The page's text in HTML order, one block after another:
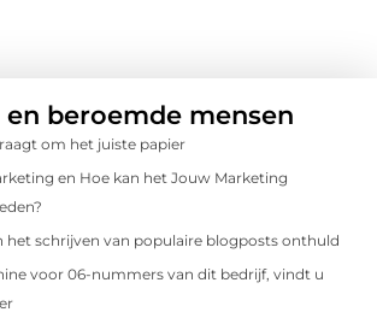
en beroemde mensen
om het juiste papier
en Hoe kan het Jouw Marketing
het schrijven van populaire blogposts onthuld
voor 06-nummers van dit bedrijf, vindt u